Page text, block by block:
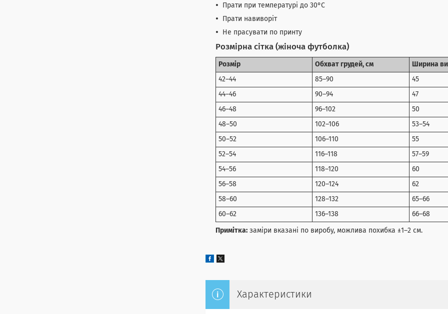
Прати при температурі до 30°C
Прати навиворіт
Не прасувати по принту
Розмірна сітка (жіноча футболка)
Розмір Обхват грудей, см Ширина
42–44 85–90 45
44–46 90–94 47
46–48 96–102 50
48–50 102–106 53–54
50–52 106–110 55
52–54 116–118 57–59
54–56 118–120 60
56–58 120–124 62
58–60 128–132 65–66
60–62 136–138 66–68
Примітка: заміри вказані по виробу, можлива похибка ±1–2 см.
Характеристики